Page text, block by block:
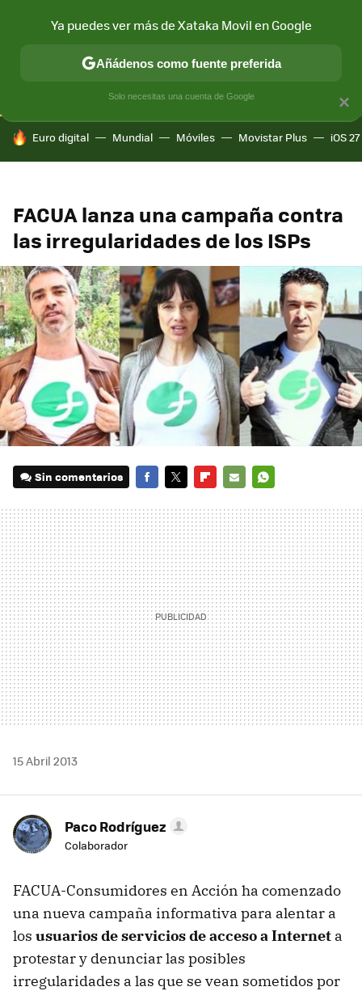
CONECTIVIDAD MÓVIL Y SOCIEDAD APLICACIONES
HOY SE HABLA DE
Euro digital Mundial Móviles Movistar Plus iOS 27
FACUA lanza una campaña contra
las irregularidades de los ISPs
Sin comentarios
MAIL
15 Abril 2013
Paco Rodríguez
Colaborador
FACUA-Consumidores en Acción ha comenzado
una nueva campaña informativa para alentar a
los usuarios de servicios de acceso a Internet a
protestar y denunciar las posibles
irregularidades a las que se vean sometidos por
×
Ya puedes ver más de Xataka Movil en Google
Añádenos como fuente preferida
Solo necesitas una cuenta de Google